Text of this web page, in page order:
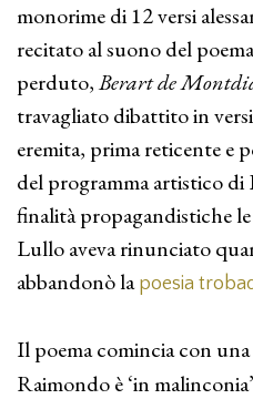
monorime di 12 versi
recitato al suono del
perduto,Berart de
travagliato dibattito in
eremita, prima reticente e
del programma artistico
finalità propagandistiche
Lullo aveva rinunciato
abbandonò la poesia
Il poema comincia con una
Raimondo è ‘in